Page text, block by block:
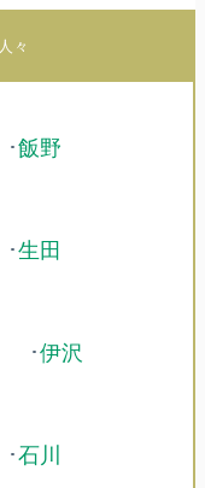
々
･飯野
･生田
･伊沢
･石川